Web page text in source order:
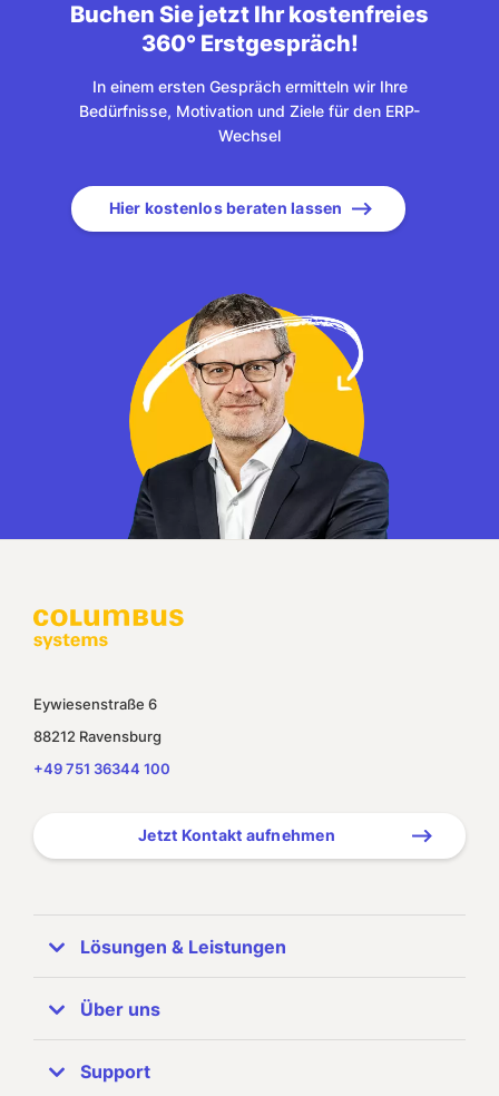
Buchen Sie jetzt Ihr kostenfreies
360° Erstgespräch!
In einem ersten Gespräch ermitteln wir Ihre
Bedürfnisse, Motivation und Ziele für den ERP-
Wechsel
Hier kostenlos beraten lassen
Eywiesenstraße 6
88212 Ravensburg
+49 751 36344 100
Jetzt Kontakt aufnehmen
Lösungen & Leistungen
ERP Systeme
SAP Business One
Referenzen
Über uns
Unternehmen
Support